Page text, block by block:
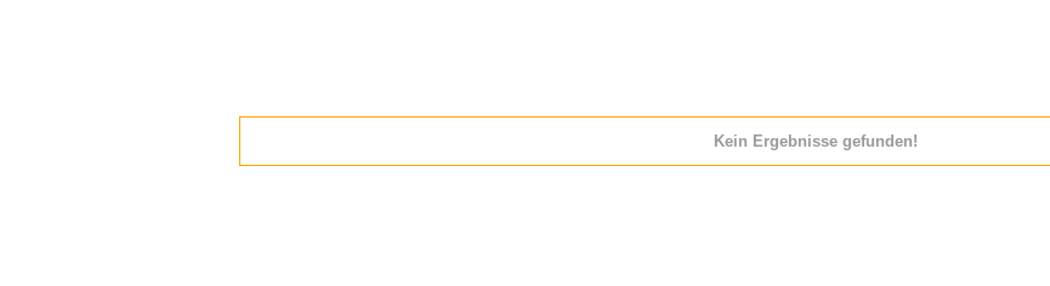
Kein Ergebnisse gefunden!